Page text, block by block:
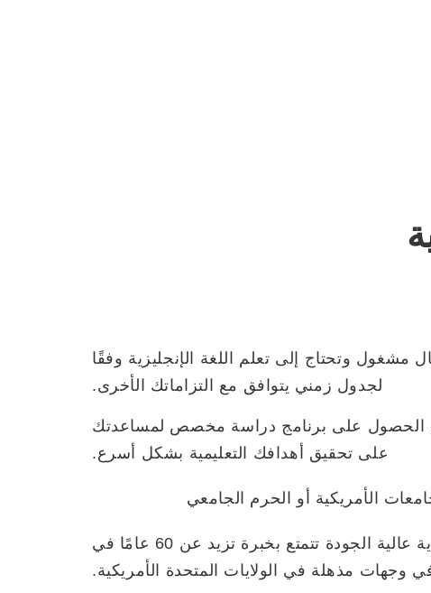
وتحتاج إلى تعلم اللغة الإنجليزية وفقًا
لجدول زمني يتوافق مع التزاماتك الأخرى.
الحصول على برنامج دراسة مخصص لمساعدتك
على تحقيق أهدافك التعليمية بشكل أسرع.
الأمريكية أو الحرم الجامعي
تريد دراسة اللغة الإنجليزية في مدرسة لغة إنجليزية عالية الجودة تتمتع بخبرة تزيد عن 60 عامًا في
وجهات مذهلة في الولايات المتحدة الأمريكية.